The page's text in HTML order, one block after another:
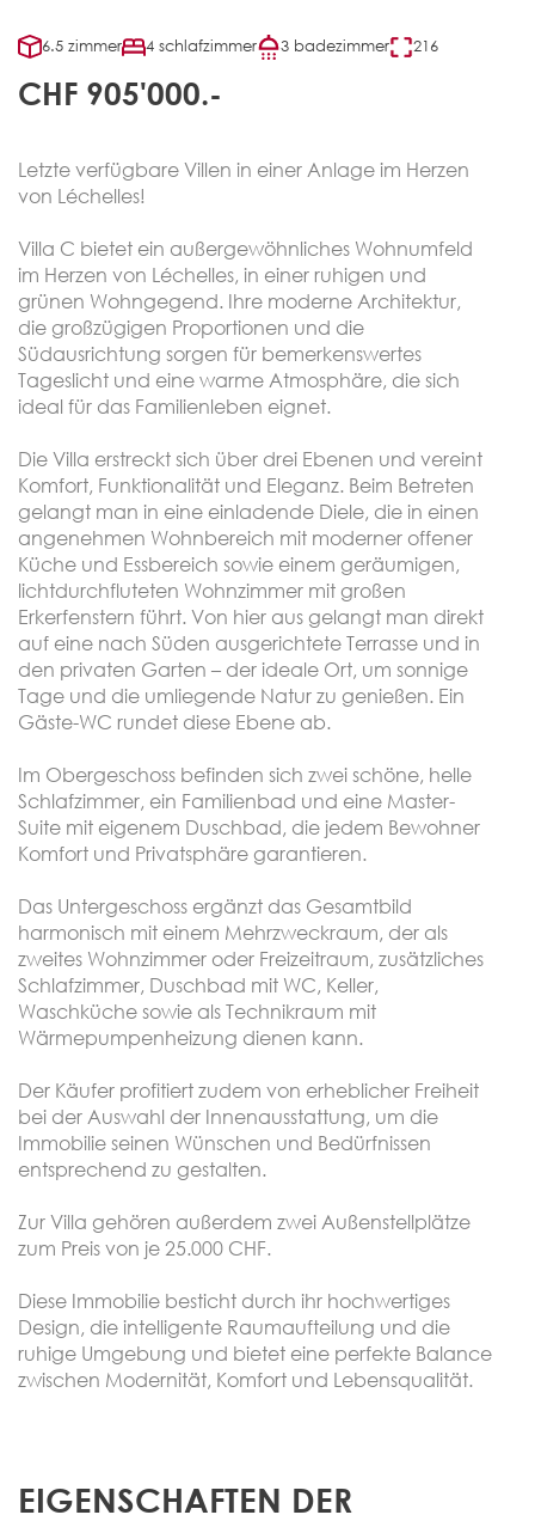
6.5 zimmer 4 schlafzimmer 3 badezimmer 216
CHF 905'000.-
Letzte verfügbare Villen in einer Anlage im Herzen
von Léchelles!
Villa C bietet ein außergewöhnliches Wohnumfeld
im Herzen von Léchelles, in einer ruhigen und
grünen Wohngegend. Ihre moderne Architektur,
die großzügigen Proportionen und die
Südausrichtung sorgen für bemerkenswertes
Tageslicht und eine warme Atmosphäre, die sich
ideal für das Familienleben eignet.
Die Villa erstreckt sich über drei Ebenen und vereint
Komfort, Funktionalität und Eleganz. Beim Betreten
gelangt man in eine einladende Diele, die in einen
angenehmen Wohnbereich mit moderner offener
Küche und Essbereich sowie einem geräumigen,
lichtdurchfluteten Wohnzimmer mit großen
Erkerfenstern führt. Von hier aus gelangt man direkt
auf eine nach Süden ausgerichtete Terrasse und in
den privaten Garten – der ideale Ort, um sonnige
Tage und die umliegende Natur zu genießen. Ein
Gäste-WC rundet diese Ebene ab.
Im Obergeschoss befinden sich zwei schöne, helle
Schlafzimmer, ein Familienbad und eine Master-
Suite mit eigenem Duschbad, die jedem Bewohner
Komfort und Privatsphäre garantieren.
Das Untergeschoss ergänzt das Gesamtbild
harmonisch mit einem Mehrzweckraum, der als
zweites Wohnzimmer oder Freizeitraum, zusätzliches
Schlafzimmer, Duschbad mit WC, Keller,
Waschküche sowie als Technikraum mit
Wärmepumpenheizung dienen kann.
Der Käufer profitiert zudem von erheblicher Freiheit
bei der Auswahl der Innenausstattung, um die
Immobilie seinen Wünschen und Bedürfnissen
entsprechend zu gestalten.
Zur Villa gehören außerdem zwei Außenstellplätze
zum Preis von je 25.000 CHF.
Diese Immobilie besticht durch ihr hochwertiges
Design, die intelligente Raumaufteilung und die
ruhige Umgebung und bietet eine perfekte Balance
zwischen Modernität, Komfort und Lebensqualität.
EIGENSCHAFTEN DER